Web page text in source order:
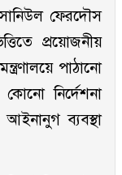
ফেরদৌস
প্রয়োজনীয়
পাঠানো
নির্দেশনা
আইনানুগ ব্যবস্থা